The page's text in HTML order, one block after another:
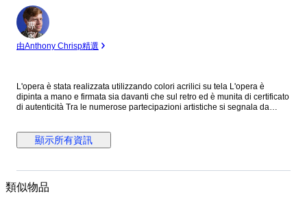
專
家
由Anthony Chrisp精選
L'opera è stata realizzata utilizzando colori acrilici su tela L'opera è
dipinta a mano e firmata sia davanti che sul retro ed è munita di certificato
di autenticità Tra le numerose partecipazioni artistiche si segnala da
顯示所有資訊
類似物品